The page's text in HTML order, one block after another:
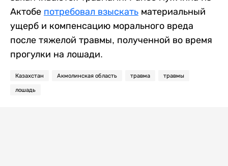
Актобе потребовал взыскать материальный
ущерб и компенсацию морального вреда
после тяжелой травмы, полученной во время
прогулки на лошади.
Казахстан Акмолинская область травма травмы
лошадь